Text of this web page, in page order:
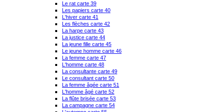
Le rat carte 39
Les papiers carte 40
L'hiver carte 41
Les flèches carte 42
La harpe carte 43
La justice carte 44
La jeune fille carte 45
Le jeune homme carte 46
La femme carte 47
L'homme carte 48
La consultante carte 49
Le consultant carte 50
La femme âgée carte 51
L'homme âgé carte 52
La flûte brisée carte 53
La campagne carte 54